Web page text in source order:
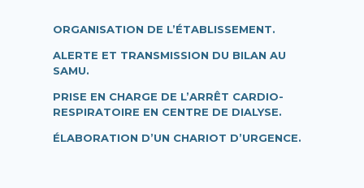
ORGANISATION DE L’ÉTABLISSEMENT.
ALERTE ET TRANSMISSION DU BILAN AU
SAMU.
PRISE EN CHARGE DE L’ARRÊT CARDIO-
RESPIRATOIRE EN CENTRE DE DIALYSE.
ÉLABORATION D’UN CHARIOT D’URGENCE.